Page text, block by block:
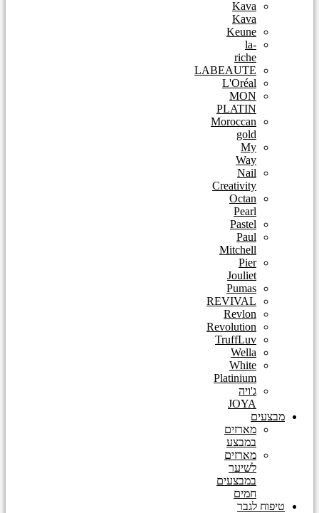
Kava
Kava
Keune
la-
riche
LABEAUTE
L'Oréal
MON
PLATIN
Moroccan
gold
My
Way
Nail
Creativity
Octan
Pearl
Pastel
Paul
Mitchell
Pier
Jouliet
Pumas
REVIVAL
Revlon
Revolution
TruffLuv
Wella
White
Platinium
ג'ויה
JOYA
מבצעים
מארזים
במבצע
מארזים
לשיער
במבצעים
חמים
טיפוח לגבר